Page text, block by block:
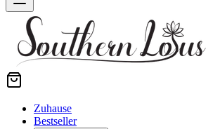
Zuhause
Bestseller